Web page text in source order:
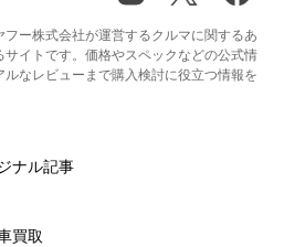
ー株式会社が運営するクルマに関するあ
イトです。価格やスペックなどの公式情
なレビューまで購入検討に役立つ情報を
ナル記事
買取